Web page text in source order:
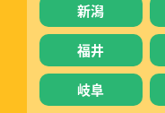
新潟
福井
岐阜